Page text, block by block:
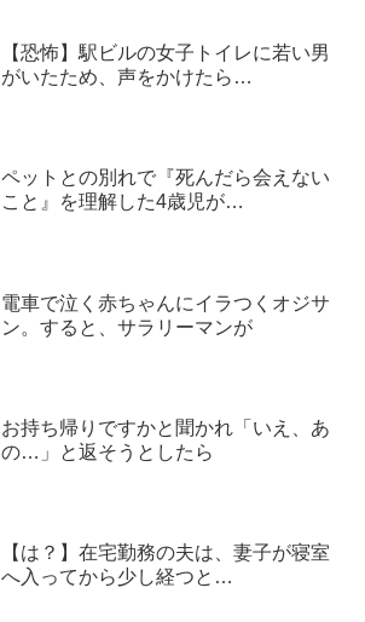
【恐怖】駅ビルの女子トイレに若い男
がいたため、声をかけたら…
ペットとの別れで『死んだら会えない
こと』を理解した4歳児が…
電車で泣く赤ちゃんにイラつくオジサ
ン。すると、サラリーマンが
お持ち帰りですかと聞かれ「いえ、あ
の…」と返そうとしたら
【は？】在宅勤務の夫は、妻子が寝室
へ入ってから少し経つと…